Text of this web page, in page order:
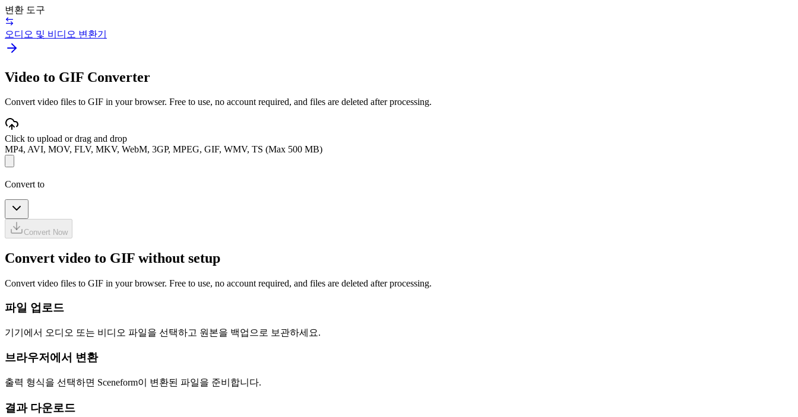
변환 도구
오디오 및 비디오 변환기
Video to GIF Converter
Convert video files to GIF in your browser. Free to use, no account required, and files are deleted after processing.
Click to upload or drag and drop
MP4, AVI, MOV, FLV, MKV, WebM, 3GP, MPEG, GIF, WMV, TS (Max 500 MB)
Convert to
Convert Now
Convert video to GIF without setup
Convert video files to GIF in your browser. Free to use, no account required, and files are deleted after processing.
파일 업로드
기기에서 오디오 또는 비디오 파일을 선택하고 원본을 백업으로 보관하세요.
브라우저에서 변환
출력 형식을 선택하면 Sceneform이 변환된 파일을 준비합니다.
결과 다운로드